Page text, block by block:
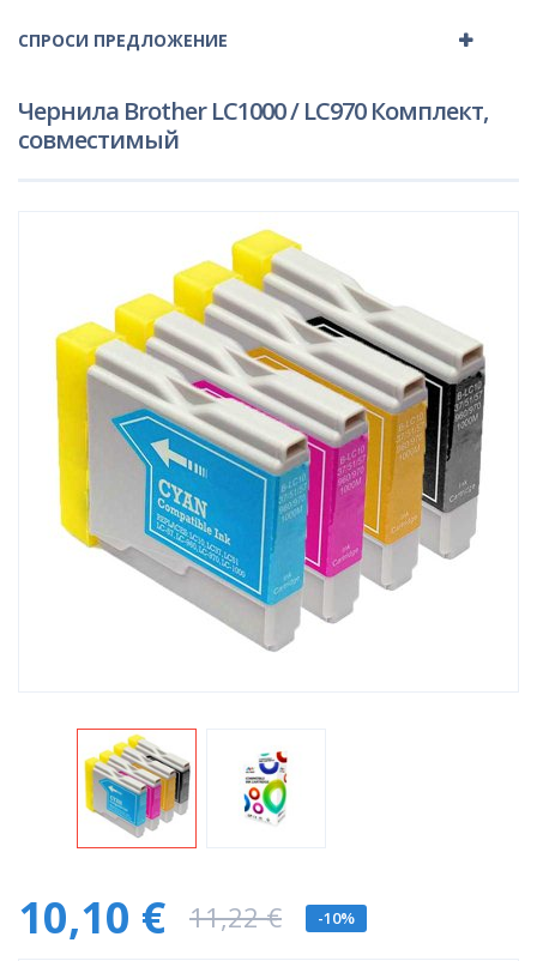
СПРОСИ ПРЕДЛОЖЕНИЕ
Чернила Brother LC1000 / LC970 Комплект,
совместимый
10,10 € 11,22 € -10%